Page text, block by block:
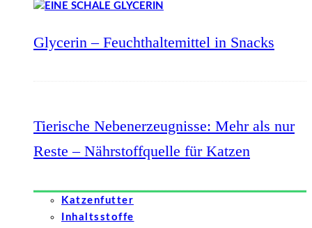
Glycerin – Feuchthaltemittel in Snacks
Tierische Nebenerzeugnisse: Mehr als nur
Reste – Nährstoffquelle für Katzen
Katzenfutter
Inhaltsstoffe